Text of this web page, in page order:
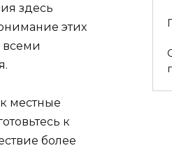
здесь
этих
всеми
местные
к
более